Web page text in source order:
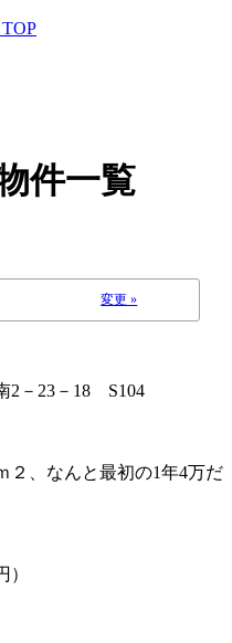
件一覧
変更 »
2－23－18 S104
２、なんと最初の1年4万だ
）